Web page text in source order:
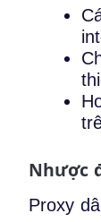
Nhược
Proxy